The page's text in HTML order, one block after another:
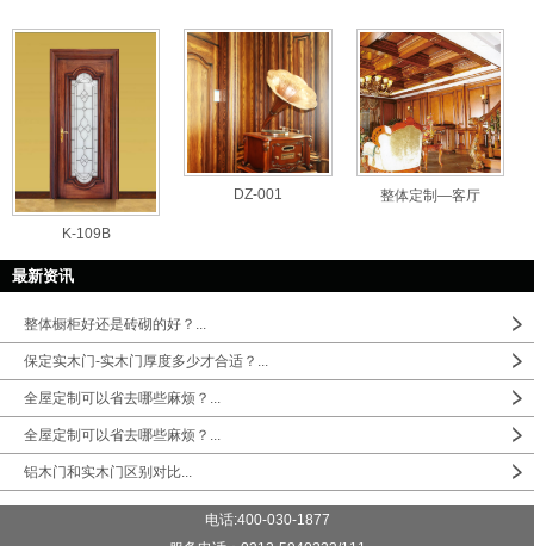
K-109B
DZ-001 整体定制—客厅
最新资讯
整体橱柜好还是砖砌的好？...
保定实木门-实木门厚度多少才合适？...
全屋定制可以省去哪些麻烦？...
全屋定制可以省去哪些麻烦？...
铝木门和实木门区别对比...
电话:400-030-1877